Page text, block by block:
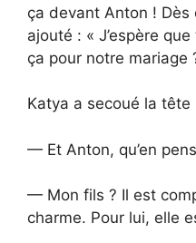
ça devant Anton ! Dès
ajouté : « J’espère
ça pour notre mariage
Katya a secoué la tête
— Et Anton, qu’en
— Mon fils ? Il est
charme. Pour lui, elle